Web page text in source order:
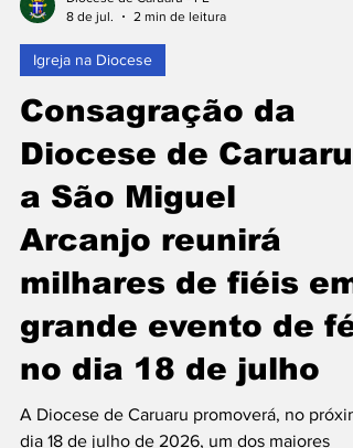
Diocese de Caruaru - PE
8 de jul.
2 min de leitura
Igreja na Diocese
Consagração da
Diocese de Caruaru
a São Miguel
Arcanjo reunirá
milhares de fiéis em
grande evento de fé